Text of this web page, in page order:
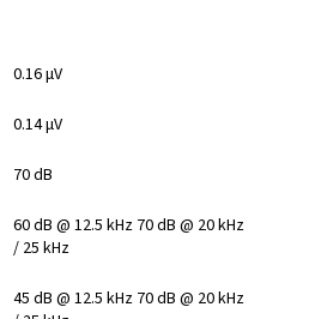
0.16 μV
0.14 μV
70 dB
60 dB @ 12.5 kHz 70 dB @ 20 kHz
/ 25 kHz
45 dB @ 12.5 kHz 70 dB @ 20 kHz